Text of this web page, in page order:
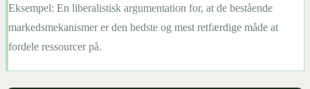
Eksempel: En liberalistisk argumentation for, at de bestående
markedsmekanismer er den bedste og mest retfærdige måde at
fordele ressourcer på.